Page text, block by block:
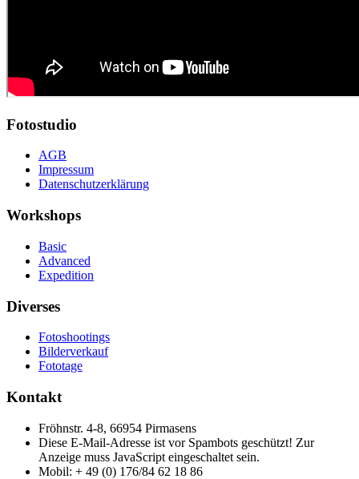
Fotostudio
AGB
Impressum
Datenschutzerklärung
Workshops
Basic
Advanced
Expedition
Diverses
Fotoshootings
Bilderverkauf
Fototage
Kontakt
Fröhnstr. 4-8, 66954 Pirmasens
Diese E-Mail-Adresse ist vor Spambots geschützt! Zur
Anzeige muss JavaScript eingeschaltet sein.
Mobil: + 49 (0) 176/84 62 18 86